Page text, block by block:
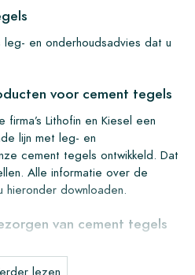
en onderhoudsadvies dat u
voor cement tegels
Lithofin en Kiesel een
lijn met leg- en
cement tegels ontwikkeld. Dat
Alle informatie over de
hieronder downloaden.
van cement tegels
Een van onze krachten is
lezen